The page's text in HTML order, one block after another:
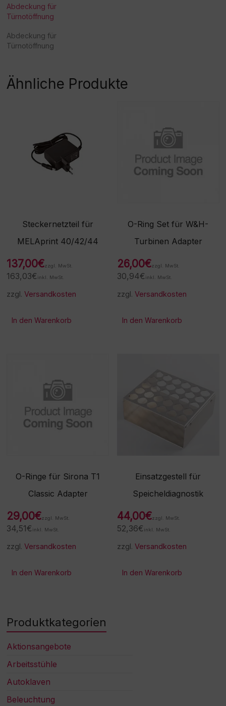
Abdeckung für
Türnotöffnung
Abdeckung für
Türnotöffnung
Ähnliche Produkte
Steckernetzteil für
MELAprint 40/42/44
137,00€zzgl. MwSt.
163,03€ inkl. MwSt.
zzgl.Versandkosten
In den Warenkorb
O-Ring Set für W&H-
Turbinen Adapter
26,00€zzgl. MwSt.
30,94€ inkl. MwSt.
zzgl.Versandkosten
In den Warenkorb
O-Ringe für Sirona T1
Classic Adapter
29,00€zzgl. MwSt.
34,51€ inkl. MwSt.
zzgl.Versandkosten
In den Warenkorb
Einsatzgestell für
Speicheldiagnostik
44,00€zzgl. MwSt.
52,36€ inkl. MwSt.
zzgl.Versandkosten
In den Warenkorb
Produktkategorien
Aktionsangebote
Arbeitsstühle
Autoklaven
Beleuchtung